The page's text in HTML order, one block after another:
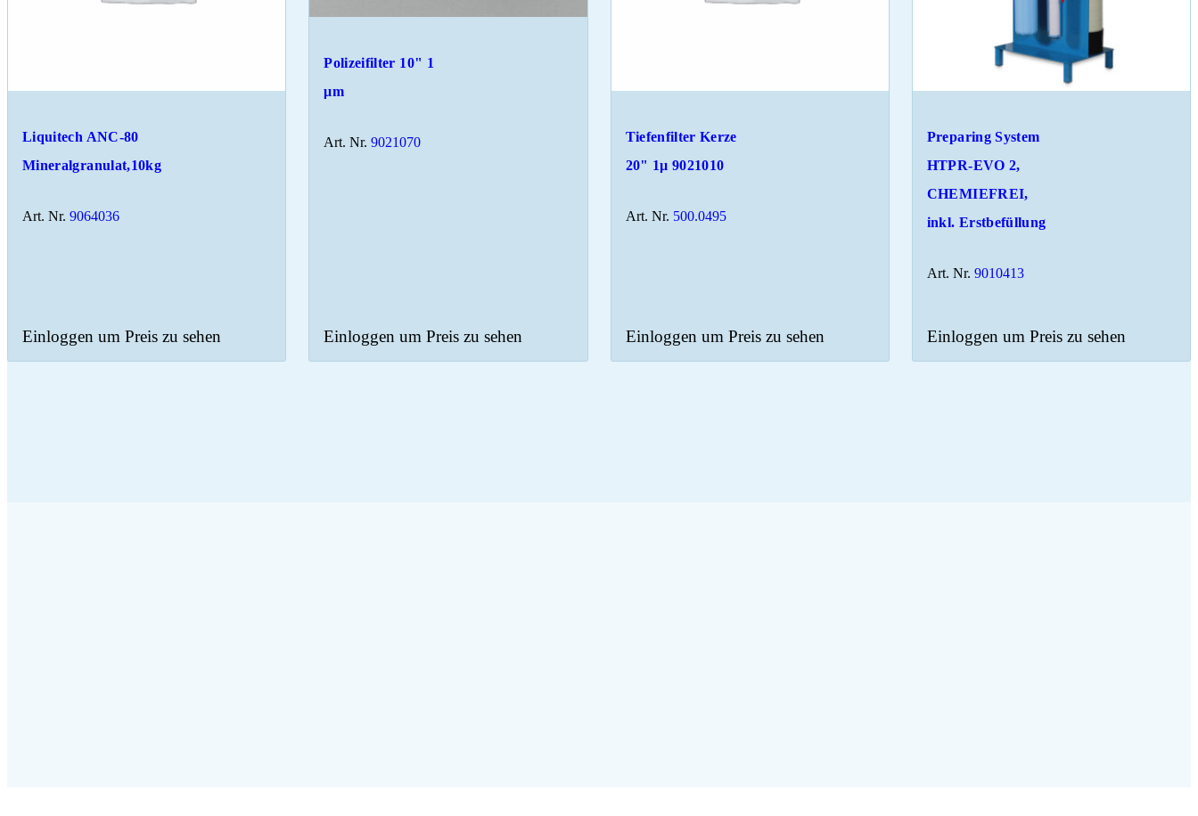
Liquitech ANC-80
Mineralgranulat,10kg
Art. Nr. 9064036
Einloggen um Preis zu sehen
Polizeifilter 10" 1
μm
Art. Nr. 9021070
Einloggen um Preis zu sehen
Tiefenfilter Kerze
20" 1µ 9021010
Art. Nr. 500.0495
Einloggen um Preis zu sehen
Preparing System
HTPR-EVO 2,
CHEMIEFREI,
inkl. Erstbefüllung
Art. Nr. 9010413
Einloggen um Preis zu sehen